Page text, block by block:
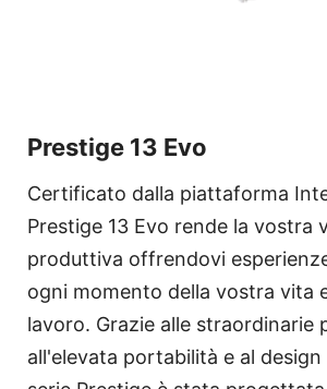
Prestige 13 Evo
Certificato dalla piattaforma
Prestige 13 Evo rende la vostra
produttiva offrendovi
ogni momento della vostra vita
lavoro. Grazie alle straordinarie
all'elevata portabilità e al